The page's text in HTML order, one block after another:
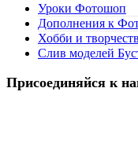
Уроки Фотошоп
Дополнения к
Хобби и
Слив моделей
Присоединяйся к